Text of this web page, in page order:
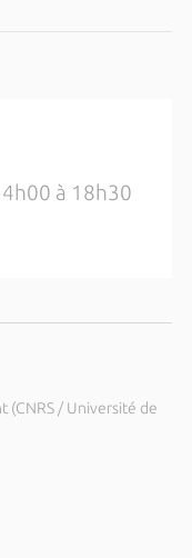
à 18h30
(CNRS / Université de